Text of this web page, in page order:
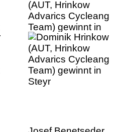
(AUT, Hrinkow
Advarics Cycleang
Team) gewinnt in
Steyr